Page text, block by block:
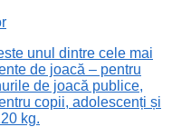
unul dintre cele mai
de joacă – pentru
de joacă publice,
copii, adolescenți și
kg.